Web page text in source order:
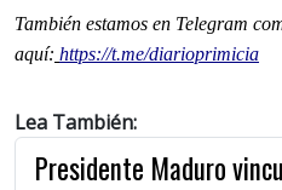
También estamos en Telegram
aquí: https://t.me/diarioprimicia
Lea También:
Presidente Maduro